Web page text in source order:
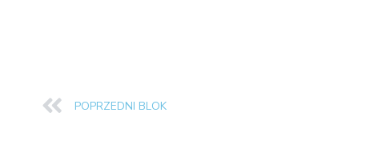
POPRZEDNI BLOK